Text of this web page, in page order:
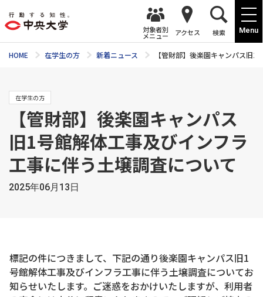
Menu
対象者別
メニュー アクセス 検索
HOME 在学生の方 新着ニュース 【管財部】後楽園キャンパス旧
在学生の方
【管財部】後楽園キャンパス
旧1号館解体工事及びインフラ
工事に伴う土壌調査について
2025年06月13日
標記の件につきまして、下記の通り後楽園キャンパス旧1
号館解体工事及びインフラ工事に伴う土壌調査についてお
知らせいたします。ご迷惑をおかけいたしますが、利用者